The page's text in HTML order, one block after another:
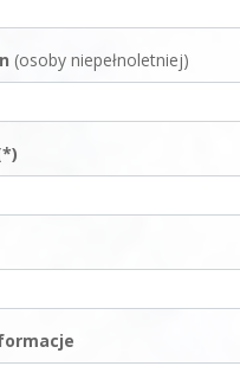
(osoby niepełnoletniej)